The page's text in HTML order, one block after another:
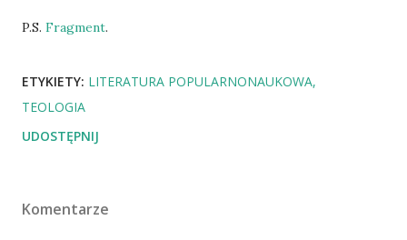
P.S. Fragment.
ETYKIETY: LITERATURA POPULARNONAUKOWA
TEOLOGIA
UDOSTĘPNIJ
Komentarze